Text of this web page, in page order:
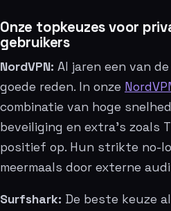
Onze topkeuzes voor
gebruikers
NordVPN: Al jaren een van
goede reden. In onze
combinatie van hoge
beveiliging en extra’s zoals
positief op. Hun strikte no-
meermaals door externe
Surfshark: De beste keuze